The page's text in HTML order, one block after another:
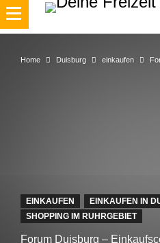
Home Duisburg einkaufen
EINKAUFEN
EINKAUFEN IN
SHOPPING IM RUHRGEBIET
Forum Duisburg –